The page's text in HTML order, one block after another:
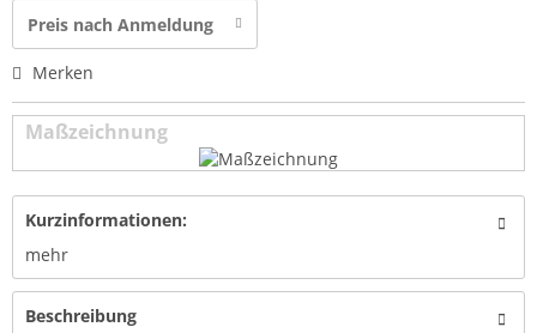
Preis nach Anmeldung
Merken
Maßzeichnung
Kurzinformationen:
mehr
Beschreibung